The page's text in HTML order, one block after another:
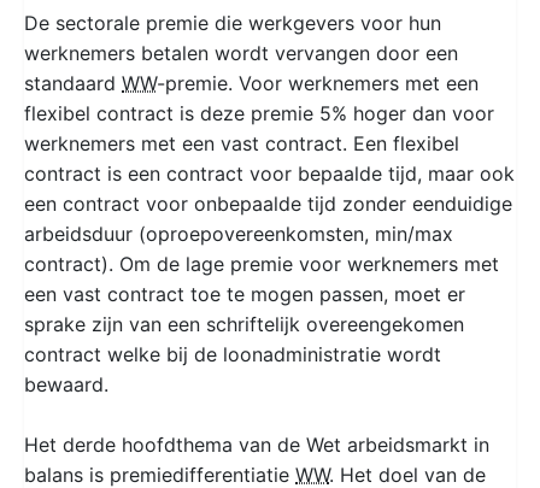
De sectorale premie die werkgevers voor hun
werknemers betalen wordt vervangen door een
standaard WW-premie. Voor werknemers met een
flexibel contract is deze premie 5% hoger dan voor
werknemers met een vast contract. Een flexibel
contract is een contract voor bepaalde tijd, maar ook
een contract voor onbepaalde tijd zonder eenduidige
arbeidsduur (oproepovereenkomsten, min/max
contract). Om de lage premie voor werknemers met
een vast contract toe te mogen passen, moet er
sprake zijn van een schriftelijk overeengekomen
contract welke bij de loonadministratie wordt
bewaard.
Het derde hoofdthema van de Wet arbeidsmarkt in
balans is premiedifferentiatie WW. Het doel van de